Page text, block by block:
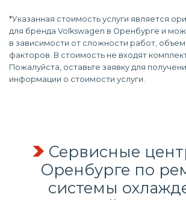
*Указанная стоимость услуги является
для бренда Volkswagen в Оренбурге и
в зависимости от сложности работ,
факторов. В стоимость не входят
Пожалуйста, оставьте заявку для
информации о стоимости услуги.
Сервисные
Оренбурге по
системы